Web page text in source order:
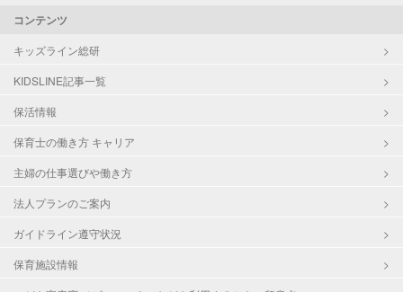
コンテンツ
キッズライン総研
KIDSLINE記事一覧
保活情報
保育士の働き方 キャリア
主婦の仕事選びや働き方
法人プランのご案内
ガイドライン遵守状況
保育施設情報